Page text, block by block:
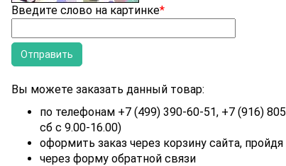
Введите слово на картинке*
Вы можете заказать данный товар:
по телефонам +7 (499) 390-60-51, +7 (916)
сб с 9.00-16.00)
оформить заказ через корзину сайта,
через форму обратной связи